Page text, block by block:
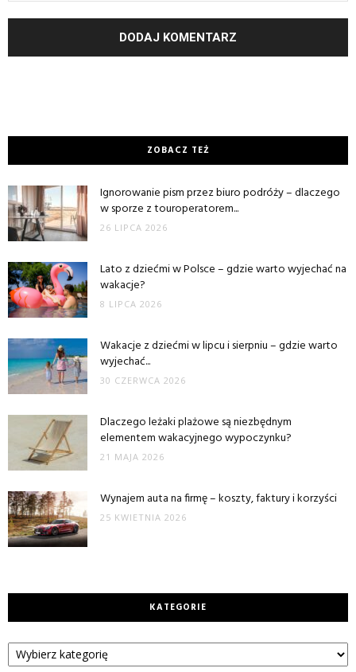
ZOBACZ TEŻ
Ignorowanie pism przez biuro podróży – dlaczego
w sporze z touroperatorem...
26 LIPCA 2026
Lato z dziećmi w Polsce – gdzie warto wyjechać na
wakacje?
8 LIPCA 2026
Wakacje z dziećmi w lipcu i sierpniu – gdzie warto
wyjechać...
30 CZERWCA 2026
Dlaczego leżaki plażowe są niezbędnym
elementem wakacyjnego wypoczynku?
21 MAJA 2026
Wynajem auta na firmę – koszty, faktury i korzyści
25 KWIETNIA 2026
KATEGORIE
Kategorie